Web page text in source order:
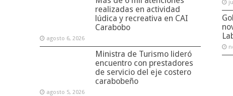
realizadas en actividad
lúdica y recreativa en CAI
Carabobo
agosto 6, 2026
Ministra de Turismo lideró
encuentro con prestadores
de servicio del eje costero
carabobeño
agosto 5, 2026